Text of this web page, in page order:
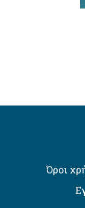
Όροι